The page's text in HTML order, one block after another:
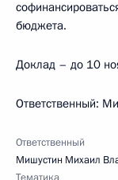
бюджета.
Доклад – до 10
Ответственный:
Ответственный
Мишустин Михаил